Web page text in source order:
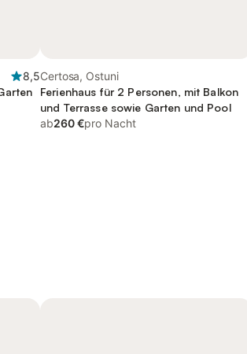
8,5Certosa, Ostuni
Ferienhaus für 2 Personen, mit Balkon
und Terrasse sowie Garten und Pool
ab260 €pro Nacht